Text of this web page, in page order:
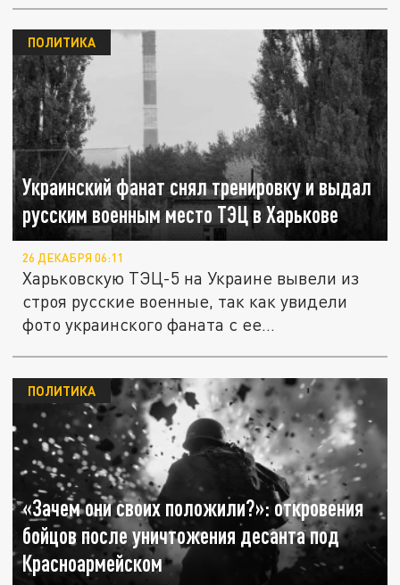
Украинский фанат снял тренировку и выдал
русским военным место ТЭЦ в Харькове
ПОЛИТИКА
26 ДЕКАБРЯ 06:11
Харьковскую ТЭЦ-5 на Украине вывели из
строя русские военные, так как увидели
фото украинского фаната с ее...
«Зачем они своих положили?»: откровения
бойцов после уничтожения десанта под
Красноармейском
ПОЛИТИКА